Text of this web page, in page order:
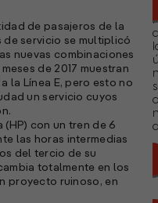
de pasajeros de la
de servicio se multiplicó
nuevas combinaciones
de 2017 muestran
la Línea E, pero esto no
un servicio cuyos
(HP) con un tren de 6
las horas intermedias
del tercio de su
totalmente en los
proyecto ruinoso, en